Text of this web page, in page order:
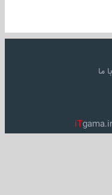
ما
iTgama.ir